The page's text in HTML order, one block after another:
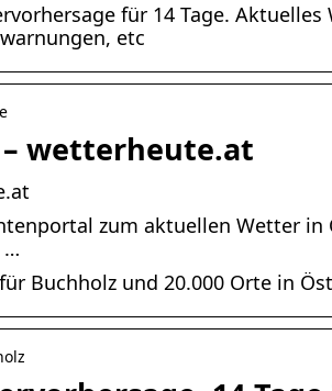
für 14 Tage.
etc
– wetterheute.at
zum aktuellen Wetter in
…
Buchholz und 20.000 Orte in